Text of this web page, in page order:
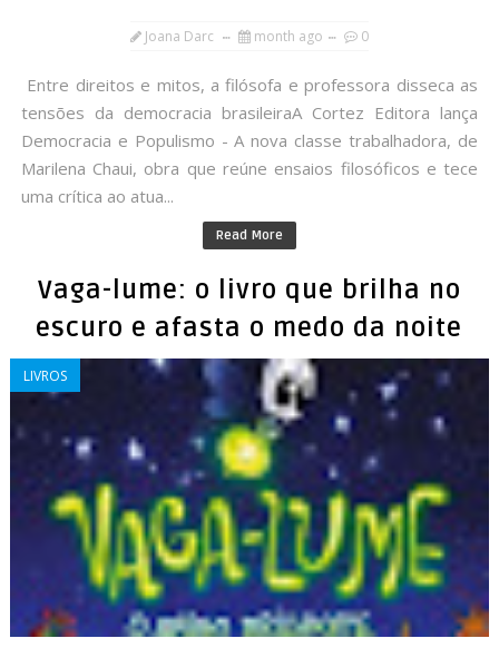
Joana Darc month ago 0
Entre direitos e mitos, a filósofa e professora disseca as
tensões da democracia brasileiraA Cortez Editora lança
Democracia e Populismo - A nova classe trabalhadora, de
Marilena Chaui, obra que reúne ensaios filosóficos e tece
uma crítica ao atua...
Read More
Vaga-lume: o livro que brilha no
escuro e afasta o medo da noite
LIVROS